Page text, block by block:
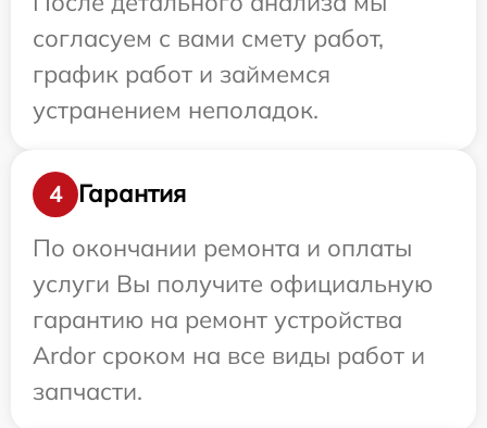
согласуем с вами смету работ,
график работ и займемся
устранением неполадок.
4
Гарантия
По окончании ремонта и оплаты
услуги Вы получите официальную
гарантию на ремонт устройства
Ardor сроком на все виды работ и
запчасти.